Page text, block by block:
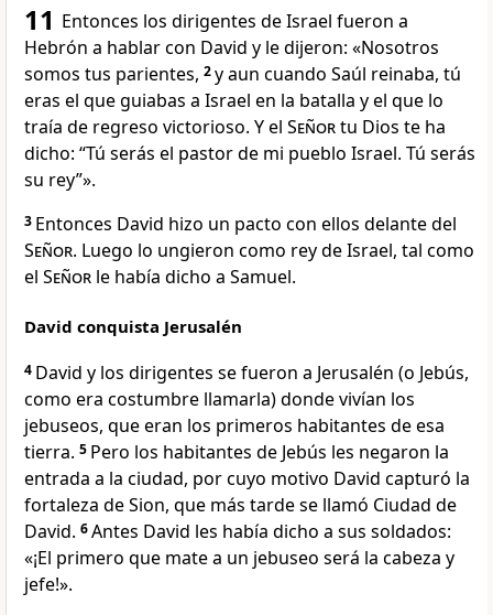
11 Entonces los dirigentes de Israel fueron a
Hebrón a hablar con David y le dijeron: «Nosotros
somos tus parientes, 2y aun cuando Saúl reinaba, tú
eras el que guiabas a Israel en la batalla y el que lo
traía de regreso victorioso. Y el Señortu Dios te ha
dicho: “Tú serás el pastor de mi pueblo Israel. Tú serás
su rey”».
3 Entonces David hizo un pacto con ellos delante del
Señor. Luego lo ungieron como rey de Israel, tal como
el Señor le había dicho a Samuel.
David conquista Jerusalén
4 David y los dirigentes se fueron a Jerusalén (o Jebús,
como era costumbre llamarla) donde vivían los
jebuseos, que eran los primeros habitantes de esa
tierra. 5 Pero los habitantes de Jebús les negaron la
entrada a la ciudad, por cuyo motivo David capturó la
fortaleza de Sion, que más tarde se llamó Ciudad de
David. 6Antes David les había dicho a sus soldados:
«¡El primero que mate a un jebuseo será la cabeza y
jefe!».